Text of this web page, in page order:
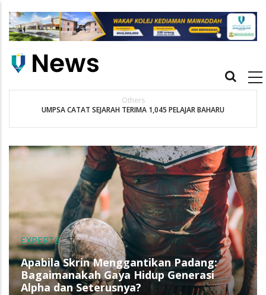
main
Main
Others
UMPSA CATAT SEJARAH TERIMA 1,045 PELAJAR BAHARU
EXPERTS
Apabila Skrin Menggantikan Padang:
Bagaimanakah Gaya Hidup Generasi
Alpha dan Seterusnya?